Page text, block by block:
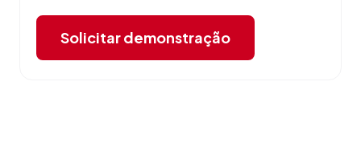
Solicitar demonstração